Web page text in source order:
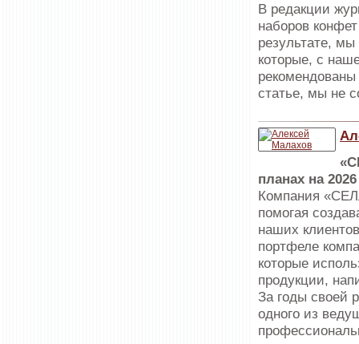
В редакции
наборов
результате,
которые, с
рекомендованы
статье, мы не
планах на
Компания
помогая
наших
портфеле
которые
продукции,
За годы своей
одного из